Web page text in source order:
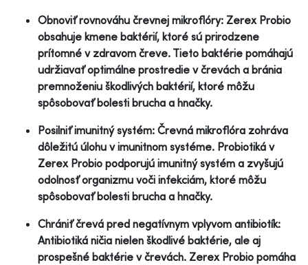
Obnoviť rovnováhu črevnej mikroflóry: Zerex Probio
obsahuje kmene baktérií, ktoré sú prirodzene
prítomné v zdravom čreve. Tieto baktérie pomáhajú
udržiavať optimálne prostredie v črevách a bránia
premnoženiu škodlivých baktérií, ktoré môžu
spôsobovať bolesti brucha a hnačky.
Posilniť imunitný systém: Črevná mikroflóra zohráva
dôležitú úlohu v imunitnom systéme. Probiotiká v
Zerex Probio podporujú imunitný systém a zvyšujú
odolnosť organizmu voči infekciám, ktoré môžu
spôsobovať bolesti brucha a hnačky.
Chrániť črevá pred negatívnym vplyvom antibiotík:
Antibiotiká ničia nielen škodlivé baktérie, ale aj
prospešné baktérie v črevách. Zerex Probio pomáha